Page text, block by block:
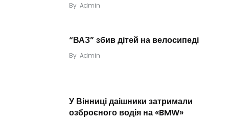
By Admin
“ВАЗ” збив дітей на велосипеді
By Admin
У Вінниці даішники затримали
озброєного водія на «BMW»